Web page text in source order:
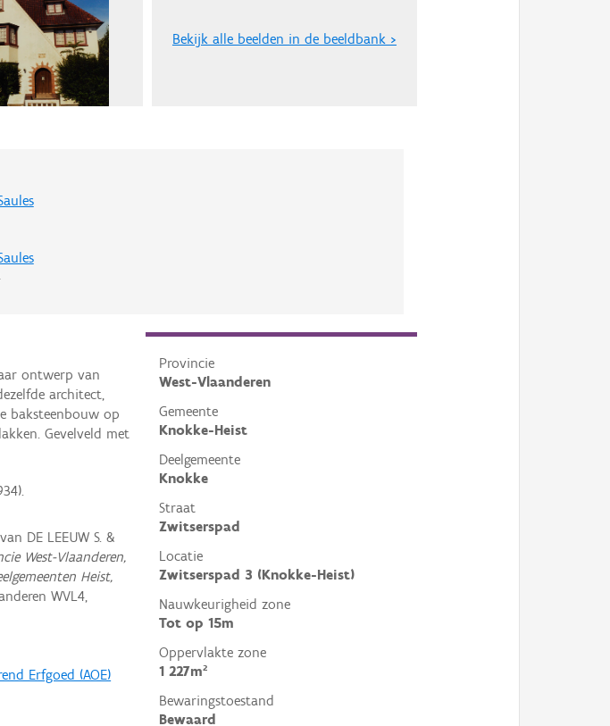
Bekijk alle beelden in de beeldbank >
Provincie
West-Vlaanderen
Gemeente
Knokke-Heist
Deelgemeente
Knokke
Straat
Zwitserspad
Locatie
Zwitserspad 3 (Knokke-Heist)
Nauwkeurigheid zone
Tot op 15m
Oppervlakte zone
1 227m²
Bewaringstoestand
Bewaard
ontwerp van
architect,
baksteenbouw op
Gevelveld met
DE LEEUW S. &
West-Vlaanderen,
Heist,
WVL4,
Erfgoed (AOE)